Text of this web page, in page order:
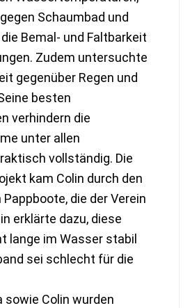
Schaumbad und
Bemal- und Faltbarkeit
Zudem untersuchte
gegenüber Regen und
besten
verhindern die
unter allen
vollständig. Die
kam Colin durch den
Pappboote, die der Verein
erklärte dazu, diese
lange im Wasser stabil
sei schlecht für die
sowie Colin wurden